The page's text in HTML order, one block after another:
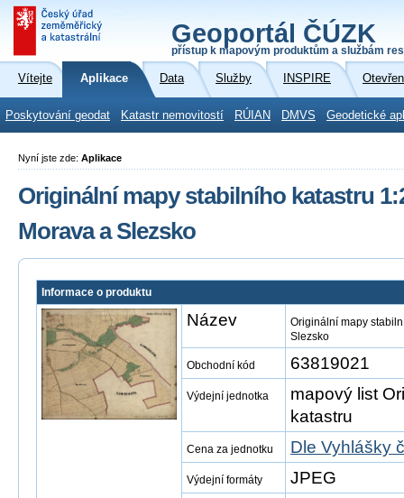
Geoportál ČÚZK
přístup k mapovým produktům a službám
Vítejte Aplikace Data Služby INSPIRE
Poskytování geodat Katastr nemovitostí RÚIAN DMVS Geodetické
Nyní jste zde: Aplikace
Originální mapy stabilního katastru
Morava a Slezsko
Informace o produktu
Název
Originální mapy
Slezsko
Obchodní kód 63819021
Výdejní jednotka
mapový list
katastru
Cena za jednotku Dle Vyhlášky
Výdejní formáty JPEG